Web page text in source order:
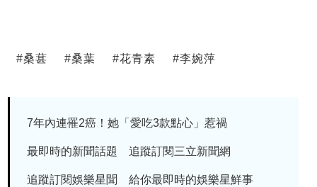
#桑葚 #桑葉 #花青素 #李婉萍
7年內連罹2癌！她「愛吃3款點心」惹禍
最即時的新聞話題 追蹤訂閱三立新聞網
追蹤訂閱娛樂星聞 給你最即時的娛樂星鮮事